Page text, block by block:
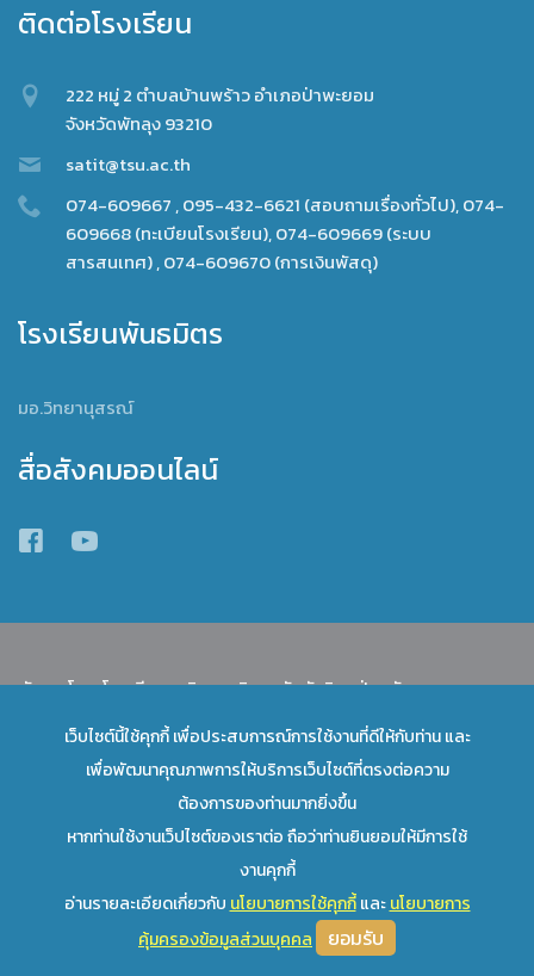
ติดต่อโรงเรียน
222 หมู่ 2 ตำบลบ้านพร้าว อำเภอป่าพะยอม
จังหวัดพัทลุง 93210
satit@tsu.ac.th
074-609667 , 095-432-6621 (สอบถามเรื่องทั่วไป), 074-
609668 (ทะเบียนโรงเรียน), 074-609669 (ระบบ
สารสนเทศ) , 074-609670 (การเงินพัสดุ)
โรงเรียนพันธมิตร
มอ.วิทยานุสรณ์
สื่อสังคมออนไลน์
พัฒนาโดย โรงเรียนสาธิตมหาวิทยาลัยทักษิณ ฝ่ายมัธยม
เลื่อนขึ้นข้างบน
เว็บไซต์นี้ใช้คุกกี้ เพื่อประสบการณ์การใช้งานที่ดีให้กับท่าน และ
เพื่อพัฒนาคุณภาพการให้บริการเว็บไซต์ที่ตรงต่อความ
ต้องการของท่านมากยิ่งขึ้น
หากท่านใช้งานเว็ปไซต์ของเราต่อ ถือว่าท่านยินยอมให้มีการใช้
งานคุกกี้
อ่านรายละเอียดเกี่ยวกับ นโยบายการใช้คุกกี้และนโยบายการ
คุ้มครองข้อมูลส่วนบุคคล
ยอมรับ